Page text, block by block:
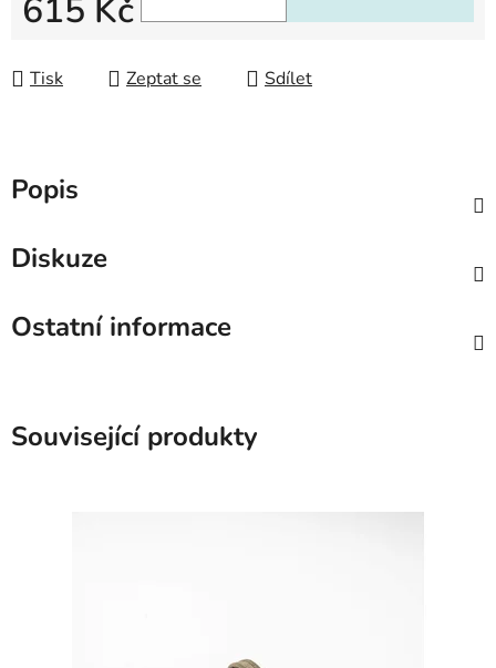
615 Kč
Tisk Zeptat se Sdílet
Popis
Diskuze
Ostatní informace
Související produkty